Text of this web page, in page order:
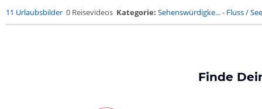
11 Urlaubsbilder 0 Reisevideos Kategorie: Sehenswürdigke...- Fluss /
Finde